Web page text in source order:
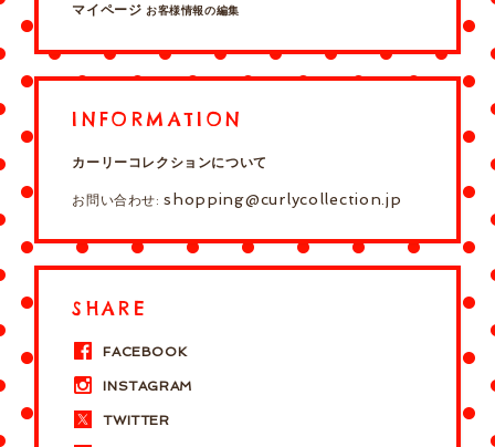
マイページ お客様情報の編集
INFORMATION
カーリーコレクションについて
お問い合わせ:shopping@curlycollection.jp
SHARE
FACEBOOK
INSTAGRAM
TWITTER